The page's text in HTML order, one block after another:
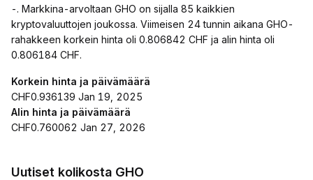
-. Markkina-arvoltaan GHO on sijalla 85 kaikkien
kryptovaluuttojen joukossa. Viimeisen 24 tunnin aikana GHO-
rahakkeen korkein hinta oli 0.806842 CHF ja alin hinta oli
0.806184 CHF.
Korkein hinta ja päivämäärä
CHF0.936139 Jan 19, 2025
Alin hinta ja päivämäärä
CHF0.760062 Jan 27, 2026
Uutiset kolikosta GHO